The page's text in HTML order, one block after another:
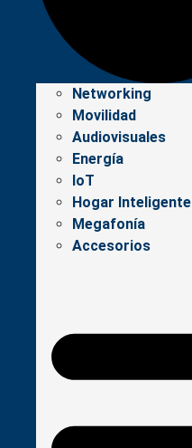
Networking
Movilidad
Audiovisuales
Energía
IoT
Hogar Inteligente
Megafonía
Accesorios